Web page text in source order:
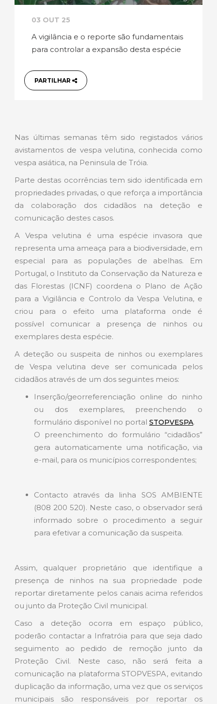
03 OUT 25
A vigilância e o reporte são fundamentais
para controlar a expansão desta espécie
PARTILHAR
Nas últimas semanas têm sido registados vários
avistamentos de vespa velutina, conhecida como
vespa asiática, na Peninsula de Tróia.
Parte destas ocorrências tem sido identificada em
propriedades privadas, o que reforça a importância
da colaboração dos cidadãos na deteção e
comunicação destes casos.
A Vespa velutina é uma espécie invasora que
representa uma ameaça para a biodiversidade, em
especial para as populações de abelhas. Em
Portugal, o Instituto da Conservação da Natureza e
das Florestas (ICNF) coordena o Plano de Ação
para a Vigilância e Controlo da Vespa Velutina, e
criou para o efeito uma plataforma onde é
possível comunicar a presença de ninhos ou
exemplares desta espécie.
A deteção ou suspeita de ninhos ou exemplares
de Vespa velutina deve ser comunicada pelos
cidadãos através de um dos seguintes meios:
Inserção/georreferenciação online do ninho
ou dos exemplares, preenchendo o
formulário disponível no portal STOPVESPA.
O preenchimento do formulário “cidadãos”
gera automaticamente uma notificação, via
e-mail, para os municípios correspondentes;
Contacto através da linha SOS AMBIENTE
(808 200 520). Neste caso, o observador será
informado sobre o procedimento a seguir
para efetivar a comunicação da suspeita.
Assim, qualquer proprietário que identifique a
presença de ninhos na sua propriedade pode
reportar diretamente pelos canais acima referidos
ou junto da Proteção Civil municipal.
Caso a deteção ocorra em espaço público,
poderão contactar a Infratróia para que seja dado
seguimento ao pedido de remoção junto da
Proteção Civil. Neste caso, não será feita a
comunicação na plataforma STOPVESPA, evitando
duplicação da informação, uma vez que os serviços
municipais são responsáveis por reportar os